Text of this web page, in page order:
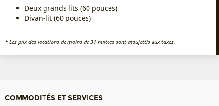
Deux grands lits (60 pouces)
Divan-lit (60 pouces)
* Les prix des locations de moins de 31 nuitées sont assujettis aux taxes.
COMMODITÉS ET SERVICES